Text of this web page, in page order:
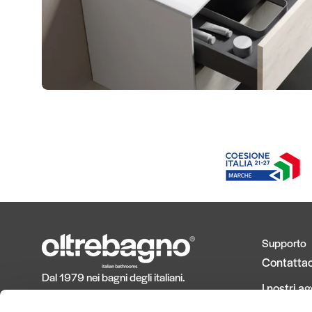
Dal 1979 nei bagni degli italiani.
Supporto
I nostri